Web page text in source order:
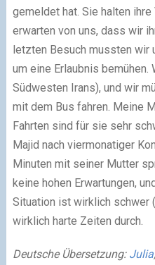
gemeldet hat. Sie halten
erwarten von uns, dass wir
letzten Besuch mussten wir
um eine Erlaubnis bemühen.
Südwesten Irans), und wir
mit dem Bus fahren. Meine
Fahrten sind für sie sehr
Majid nach viermonatiger
Minuten mit seiner Mutter
keine hohen Erwartungen,
Situation ist wirklich schwer
wirklich harte Zeiten durch.
Deutsche Übersetzung:Julia